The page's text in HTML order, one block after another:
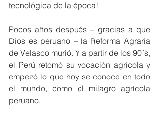
tecnológica de la época!
Pocos años después – gracias a que
Dios es peruano – la Reforma Agraria
de Velasco murió. Y a partir de los 90´s,
el Perú retomó su vocación agrícola y
empezó lo que hoy se conoce en todo
el mundo, como el milagro agrícola
peruano.